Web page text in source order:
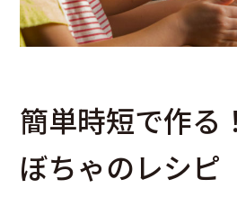
簡単時短で作る
ぼちゃのレシピ